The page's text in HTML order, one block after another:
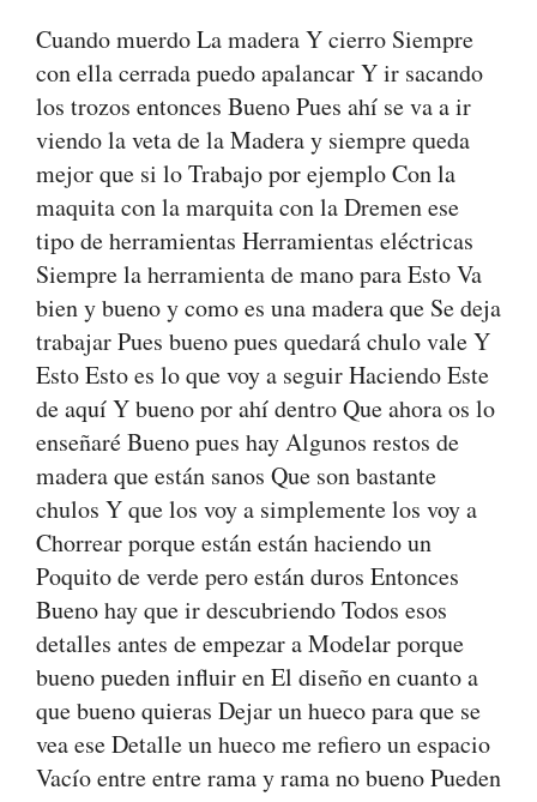
Cuando muerdo La madera Y cierro Siempre
con ella cerrada puedo apalancar Y ir sacando
los trozos entonces Bueno Pues ahí se va a ir
viendo la veta de la Madera y siempre queda
mejor que si lo Trabajo por ejemplo Con la
maquita con la marquita con la Dremen ese
tipo de herramientas Herramientas eléctricas
Siempre la herramienta de mano para Esto Va
bien y bueno y como es una madera que Se deja
trabajar Pues bueno pues quedará chulo vale Y
Esto Esto es lo que voy a seguir Haciendo Este
de aquí Y bueno por ahí dentro Que ahora os lo
enseñaré Bueno pues hay Algunos restos de
madera que están sanos Que son bastante
chulos Y que los voy a simplemente los voy a
Chorrear porque están están haciendo un
Poquito de verde pero están duros Entonces
Bueno hay que ir descubriendo Todos esos
detalles antes de empezar a Modelar porque
bueno pueden influir en El diseño en cuanto a
que bueno quieras Dejar un hueco para que se
vea ese Detalle un hueco me refiero un espacio
Vacío entre entre rama y rama no bueno Pueden